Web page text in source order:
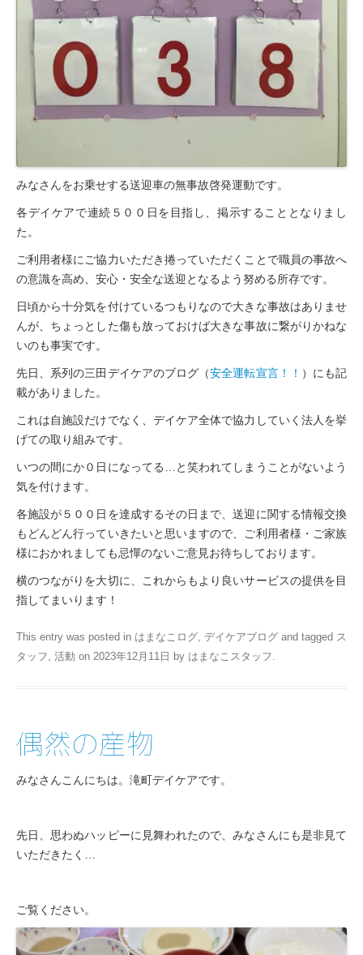
みなさんをお乗せする送迎車の無事故啓発運動です。
各デイケアで連続５００日を目指し、掲示することとなりまし
た。
ご利用者様にご協力いただき捲っていただくことで職員の事故へ
の意識を高め、安心・安全な送迎となるよう努める所存です。
日頃から十分気を付けているつもりなので大きな事故はありませ
んが、ちょっとした傷も放っておけば大きな事故に繋がりかねな
いのも事実です。
先日、系列の三田デイケアのブログ（安全運転宣言！！ ）にも記
載がありました。
これは自施設だけでなく、デイケア全体で協力していく法人を挙
げての取り組みです。
いつの間にか０日になってる…と笑われてしまうことがないよう
気を付けます。
各施設が５００日を達成するその日まで、送迎に関する情報交換
もどんどん行っていきたいと思いますので、ご利用者様・ご家族
様におかれましても忌憚のないご意見お待ちしております。
横のつながりを大切に、これからもより良いサービスの提供を目
指してまいります！
This entry was posted in はまなこログ, デイケアブログ and tagged ス
タッフ, 活動 on 2023年12月11日 by はまなこスタッフ.
偶然の産物
みなさんこんにちは。滝町デイケアです。
先日、思わぬハッピーに見舞われたので、みなさんにも是非見て
いただきたく…
ご覧ください。